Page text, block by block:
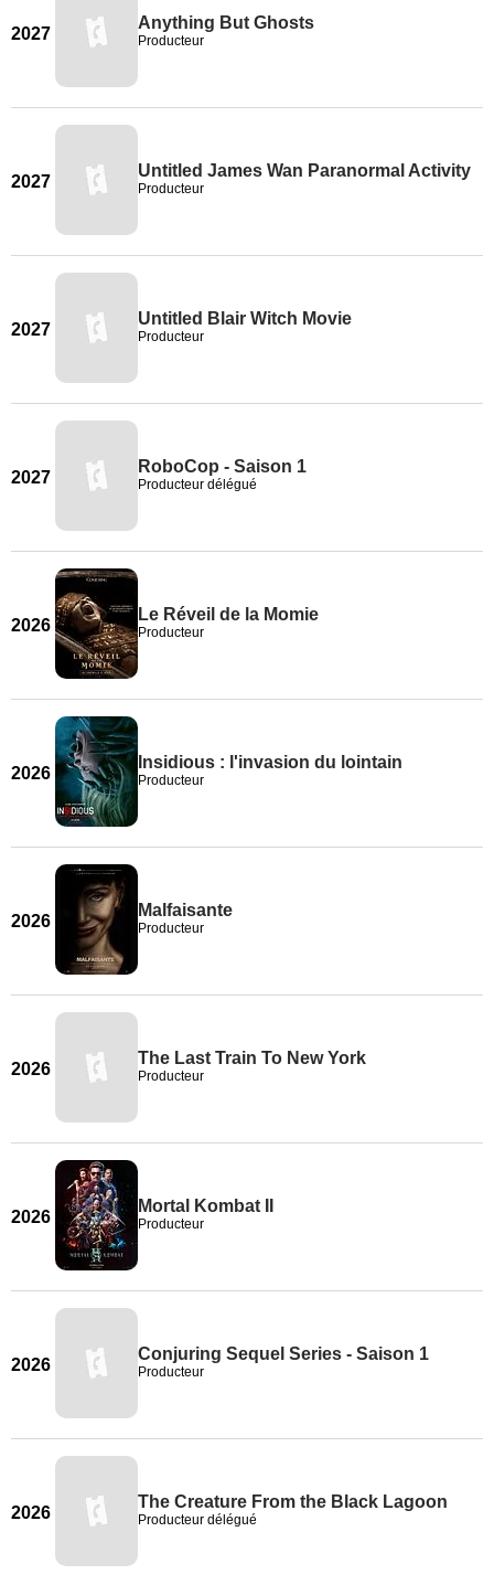
2027
Anything But Ghosts
Producteur
2027
Untitled James Wan Paranormal Activity
Producteur
2027
Untitled Blair Witch Movie
Producteur
2027
RoboCop - Saison 1
Producteur délégué
2026
Le Réveil de la Momie
Producteur
2026
Insidious : l'invasion du lointain
Producteur
2026
Malfaisante
Producteur
2026
The Last Train To New York
Producteur
2026
Mortal Kombat II
Producteur
2026
Conjuring Sequel Series - Saison 1
Producteur
2026
The Creature From the Black Lagoon
Producteur délégué